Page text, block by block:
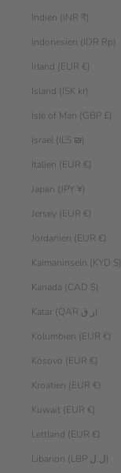
Indien (INR ₹)
Indonesien (IDR Rp)
Irland (EUR €)
Island (ISK kr)
Isle of Man (GBP £)
Israel (ILS ₪)
Italien (EUR €)
Japan (JPY ¥)
Jersey (EUR €)
Jordanien (EUR €)
Kaimaninseln (KYD $)
Kanada (CAD $)
Katar (QAR ر.ق)
Kolumbien (EUR €)
Kosovo (EUR €)
Kroatien (EUR €)
Kuwait (EUR €)
Lettland (EUR €)
Libanon (LBP ل.ل)